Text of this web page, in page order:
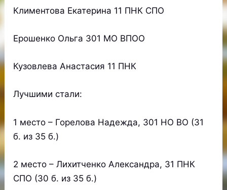
Климентова Екатерина 11 ПНК СПО
Ерошенко Ольга 301 МО ВПОО
Кузовлева Анастасия 11 ПНК
Лучшими стали:
1 место – Горелова Надежда, 301 НО ВО (31
б. из 35 б.)
2 место – Лихитченко Александра, 31 ПНК
СПО (30 б. из 35 б.)